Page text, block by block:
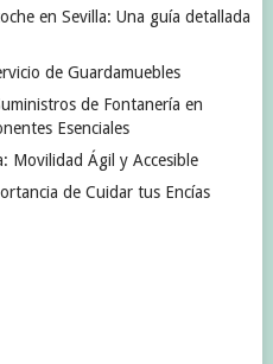
en Sevilla: Una guía detallada
de Guardamuebles
de Fontanería en
Esenciales
Movilidad Ágil y Accesible
de Cuidar tus Encías